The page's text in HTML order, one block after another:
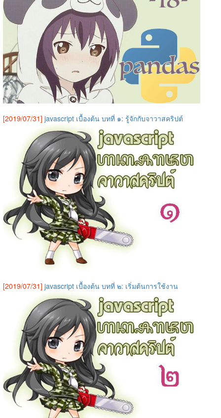
[2019/07/31] javascript เบื้องต้น บทที่ ๑: รู้จักกับจาวาสคริปต์
[2019/07/31] javascript เบื้องต้น บทที่ ๒: เริ่มต้นการใช้งาน